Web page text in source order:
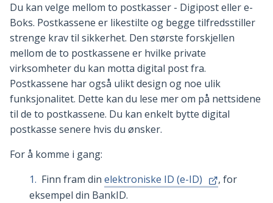
Du kan velge mellom to postkasser - Digipost eller e-
Boks. Postkassene er likestilte og begge tilfredsstiller
strenge krav til sikkerhet. Den største forskjellen
mellom de to postkassene er hvilke private
virksomheter du kan motta digital post fra.
Postkassene har også ulikt design og noe ulik
funksjonalitet. Dette kan du lese mer om på nettsidene
til de to postkassene. Du kan enkelt bytte digital
postkasse senere hvis du ønsker.
For å komme i gang:
Finn fram din elektroniske ID (e-ID)
, for
eksempel din BankID.